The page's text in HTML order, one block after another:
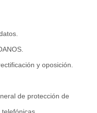
y oposición.
de protección de